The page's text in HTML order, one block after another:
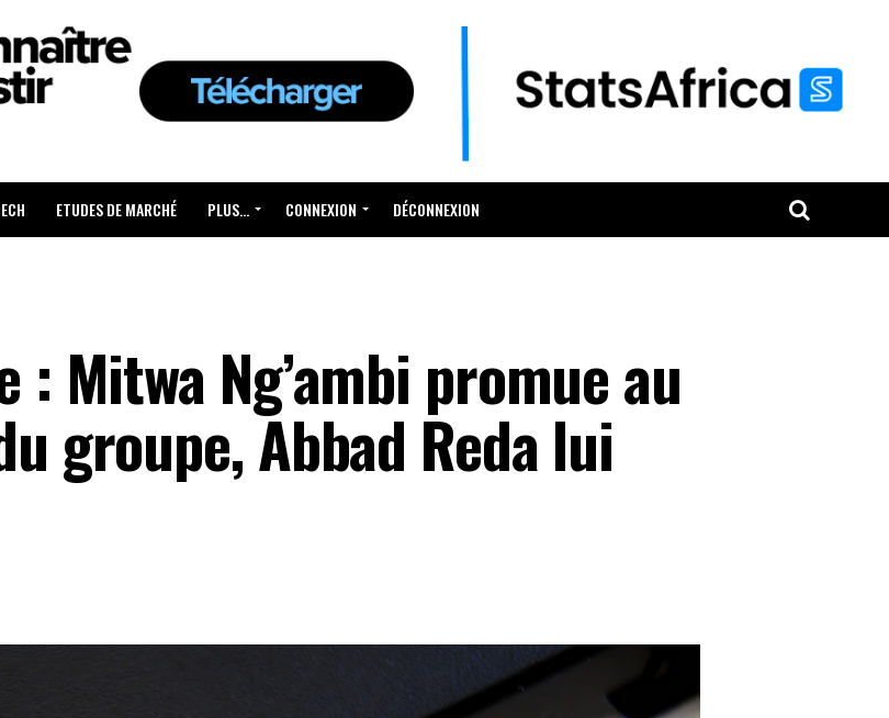
ETUDES DE MARCHÉ PLUS… CONNEXION DÉCONNEXION
: Mitwa Ng’ambi promue au
groupe, Abbad Reda lui